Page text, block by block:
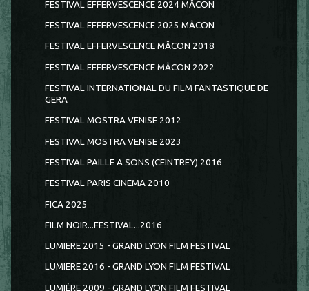
FESTIVAL EFFERVESCENCE 2024 MÂCON
FESTIVAL EFFERVESCENCE 2025 MÂCON
FESTIVAL EFFERVESCENCE MÂCON 2018
FESTIVAL EFFERVESCENCE MÂCON 2022
FESTIVAL INTERNATIONAL DU FILM FANTASTIQUE DE
GERA
FESTIVAL MOSTRA VENISE 2012
FESTIVAL MOSTRA VENISE 2023
FESTIVAL PAILLE A SONS (CEINTREY) 2016
FESTIVAL PARIS CINEMA 2010
FICA 2025
FILM NOIR...FESTIVAL...2016
LUMIERE 2015 - GRAND LYON FILM FESTIVAL
LUMIERE 2016 - GRAND LYON FILM FESTIVAL
LUMIÈRE 2009 - GRAND LYON FILM FESTIVAL